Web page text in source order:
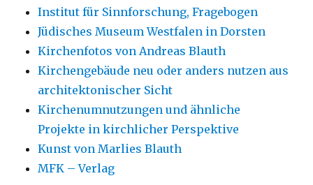
Institut für Sinnforschung, Fragebogen
Jüdisches Museum Westfalen in Dorsten
Kirchenfotos von Andreas Blauth
Kirchengebäude neu oder anders nutzen aus
architektonischer Sicht
Kirchenumnutzungen und ähnliche
Projekte in kirchlicher Perspektive
Kunst von Marlies Blauth
MFK – Verlag